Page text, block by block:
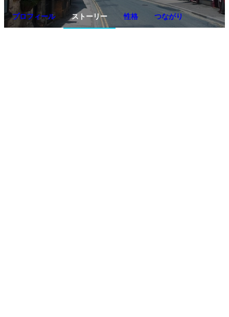
プロフィール ストーリー 性格 つながり